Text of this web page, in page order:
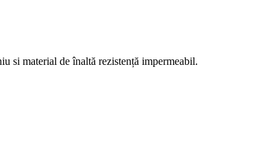
si material de înaltă rezistență impermeabil.